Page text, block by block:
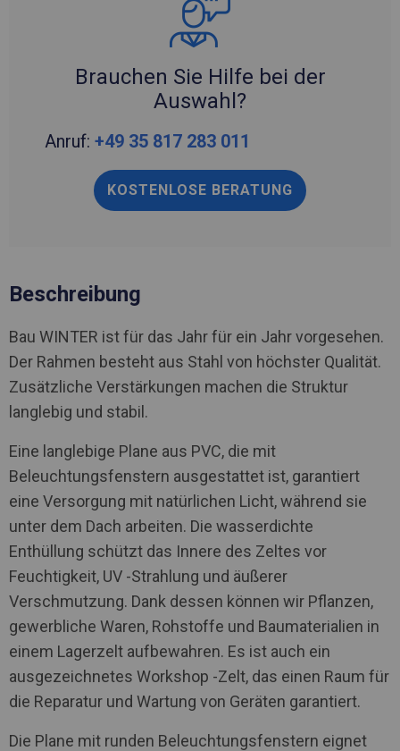
Brauchen Sie Hilfe bei der
Auswahl?
Anruf: +49 35 817 283 011
KOSTENLOSE BERATUNG
Beschreibung
Bau WINTER ist für das Jahr für ein Jahr vorgesehen.
Der Rahmen besteht aus Stahl von höchster Qualität.
Zusätzliche Verstärkungen machen die Struktur
langlebig und stabil.
Eine langlebige Plane aus PVC, die mit
Beleuchtungsfenstern ausgestattet ist, garantiert
eine Versorgung mit natürlichen Licht, während sie
unter dem Dach arbeiten. Die wasserdichte
Enthüllung schützt das Innere des Zeltes vor
Feuchtigkeit, UV -Strahlung und äußerer
Verschmutzung. Dank dessen können wir Pflanzen,
gewerbliche Waren, Rohstoffe und Baumaterialien in
einem Lagerzelt aufbewahren. Es ist auch ein
ausgezeichnetes Workshop -Zelt, das einen Raum für
die Reparatur und Wartung von Geräten garantiert.
Die Plane mit runden Beleuchtungsfenstern eignet